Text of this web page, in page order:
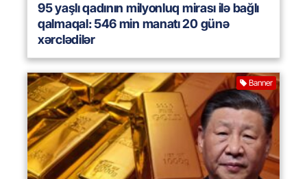
95 yaşlı qadının milyonluq mirası ilə bağlı
qalmaqal: 546 min manatı 20 günə
xərclədilər
Banner